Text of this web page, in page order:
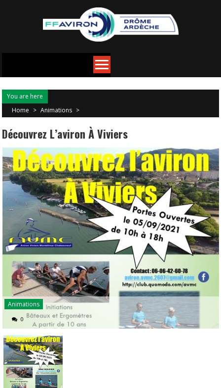
You are here
Home > Animations >
Découvrez L’aviron À Viviers
Animations
0